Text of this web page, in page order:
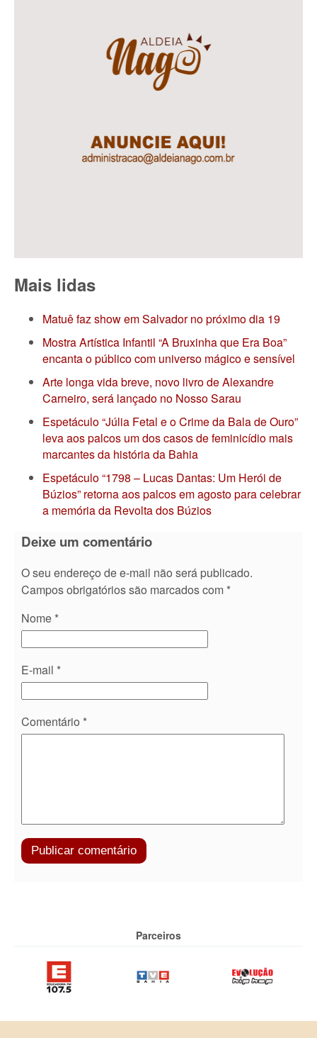
Mais lidas
Matuê faz show em Salvador no próximo dia 19
Mostra Artística Infantil “A Bruxinha que Era Boa”
encanta o público com universo mágico e sensível
Arte longa vida breve, novo livro de Alexandre
Carneiro, será lançado no Nosso Sarau
Espetáculo “Júlia Fetal e o Crime da Bala de Ouro”
leva aos palcos um dos casos de feminicídio mais
marcantes da história da Bahia
Espetáculo “1798 – Lucas Dantas: Um Herói de
Búzios” retorna aos palcos em agosto para celebrar
a memória da Revolta dos Búzios
Deixe um comentário
O seu endereço de e-mail não será publicado.
Campos obrigatórios são marcados com *
Nome *
E-mail *
Comentário *
Parceiros